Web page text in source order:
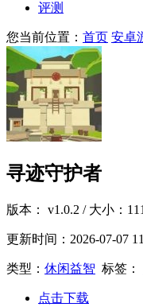
评测
您当前位置： 首页 安卓
寻迹守护者
版本： v1.0.2 / 大小：
更新时间： 2026-07-07
类型： 休闲益智 标签：
点击下载